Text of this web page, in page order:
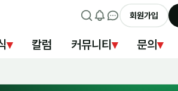
회원가입
▾ 칼럼 커뮤니티 ▾ 문의▾